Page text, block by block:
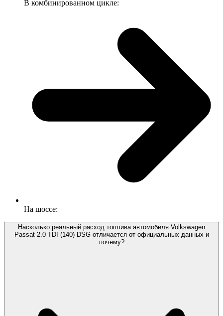
В комбинированном цикле:
На шоссе:
Насколько реальный расход топлива автомобиля Volkswagen
Passat 2.0 TDI (140) DSG отличается от официальных данных и
почему?